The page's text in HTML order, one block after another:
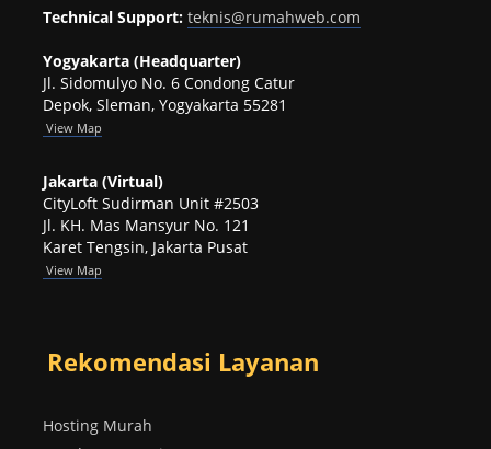
Technical Support: teknis@rumahweb.com
Yogyakarta (Headquarter)
Jl. Sidomulyo No. 6 Condong Catur
Depok, Sleman, Yogyakarta 55281
View Map
Jakarta (Virtual)
CityLoft Sudirman Unit #2503
Jl. KH. Mas Mansyur No. 121
Karet Tengsin, Jakarta Pusat
View Map
Rekomendasi Layanan
Hosting Murah